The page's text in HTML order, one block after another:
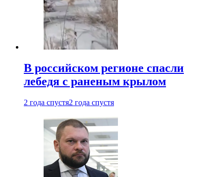
В российском регионе спасли
лебедя с раненым крылом
2 года спустя2 года спустя